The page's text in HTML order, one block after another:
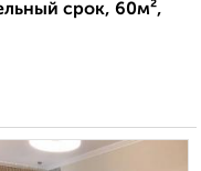
срок, 60м²,